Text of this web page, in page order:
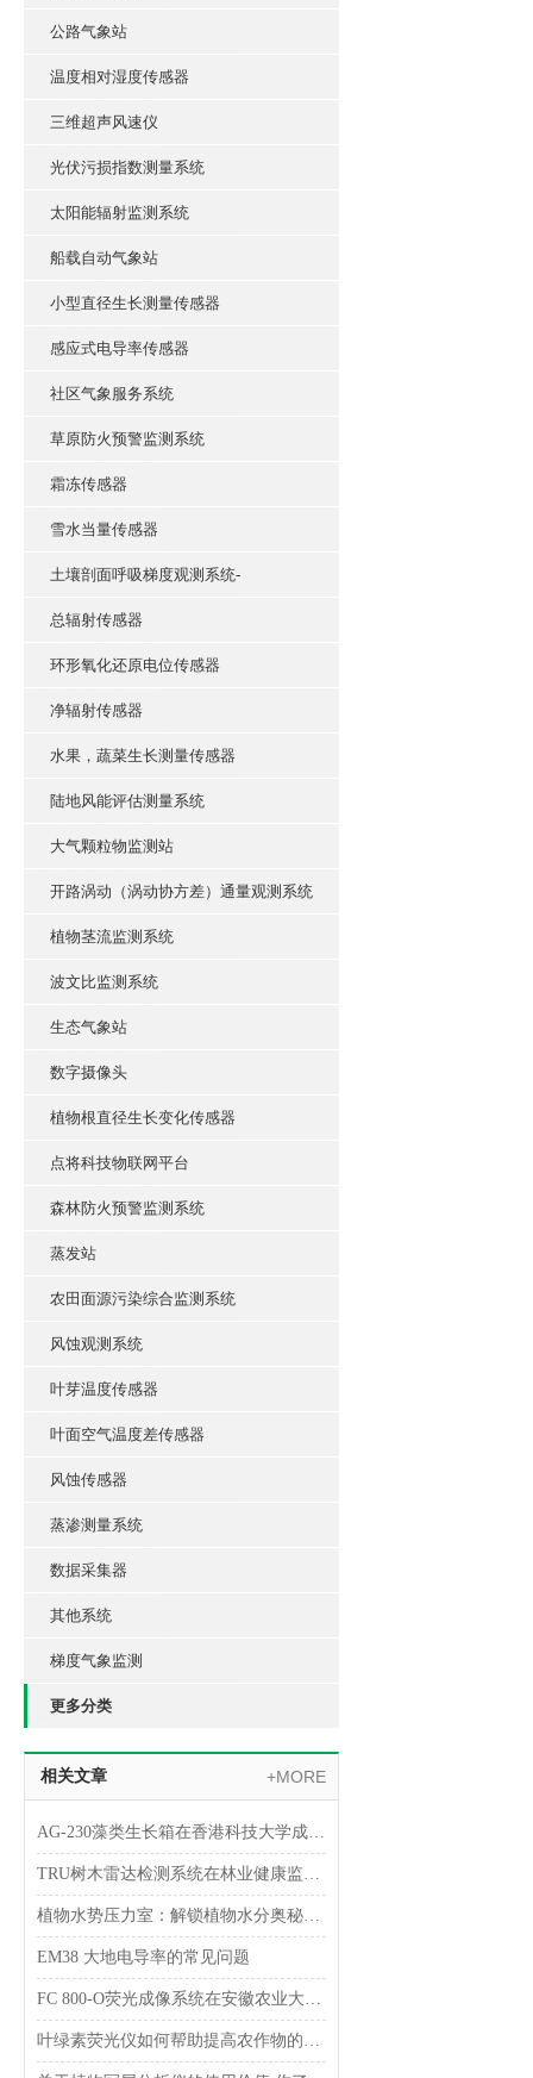
公路气象站
温度相对湿度传感器
三维超声风速仪
光伏污损指数测量系统
太阳能辐射监测系统
船载自动气象站
小型直径生长测量传感器
感应式电导率传感器
社区气象服务系统
草原防火预警监测系统
霜冻传感器
雪水当量传感器
土壤剖面呼吸梯度观测系统-
总辐射传感器
环形氧化还原电位传感器
净辐射传感器
水果，蔬菜生长测量传感器
陆地风能评估测量系统
大气颗粒物监测站
开路涡动（涡动协方差）通量观测系统
植物茎流监测系统
波文比监测系统
生态气象站
数字摄像头
植物根直径生长变化传感器
点将科技物联网平台
森林防火预警监测系统
蒸发站
农田面源污染综合监测系统
风蚀观测系统
叶芽温度传感器
叶面空气温度差传感器
风蚀传感器
蒸渗测量系统
数据采集器
其他系统
梯度气象监测
更多分类
相关文章 +MORE
AG-230藻类生长箱在香港科技大学成功验收
TRU树木雷达检测系统在林业健康监测中的关键作用
植物水势压力室：解锁植物水分奥秘的钥匙
EM38 大地电导率的常见问题
FC 800-O荧光成像系统在安徽农业大学顺利完成验收
叶绿素荧光仪如何帮助提高农作物的产量和质量？